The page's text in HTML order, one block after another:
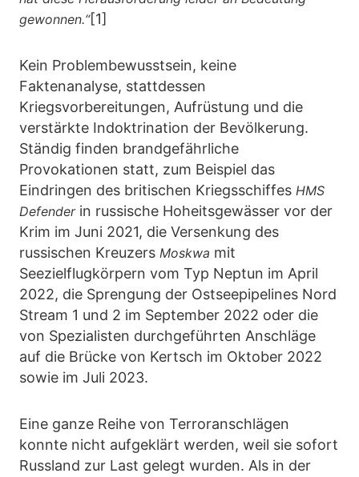
gewonnen.“[1]
Kein Problembewusstsein, keine
Faktenanalyse, stattdessen
Kriegsvorbereitungen, Aufrüstung und die
verstärkte Indoktrination der Bevölkerung.
Ständig finden brandgefährliche
Provokationen statt, zum Beispiel das
Eindringen des britischen Kriegsschiffes HMS
Defenderin russische Hoheitsgewässer vor der
Krim im Juni 2021, die Versenkung des
russischen Kreuzers Moskwa mit
Seezielflugkörpern vom Typ Neptun im April
2022, die Sprengung der Ostseepipelines Nord
Stream 1 und 2 im September 2022 oder die
von Spezialisten durchgeführten Anschläge
auf die Brücke von Kertsch im Oktober 2022
sowie im Juli 2023.
Eine ganze Reihe von Terroranschlägen
konnte nicht aufgeklärt werden, weil sie sofort
Russland zur Last gelegt wurden. Als in der